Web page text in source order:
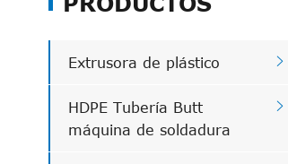
Extrusora de plástico 
HDPE Tubería Butt
máquina de soldadura
